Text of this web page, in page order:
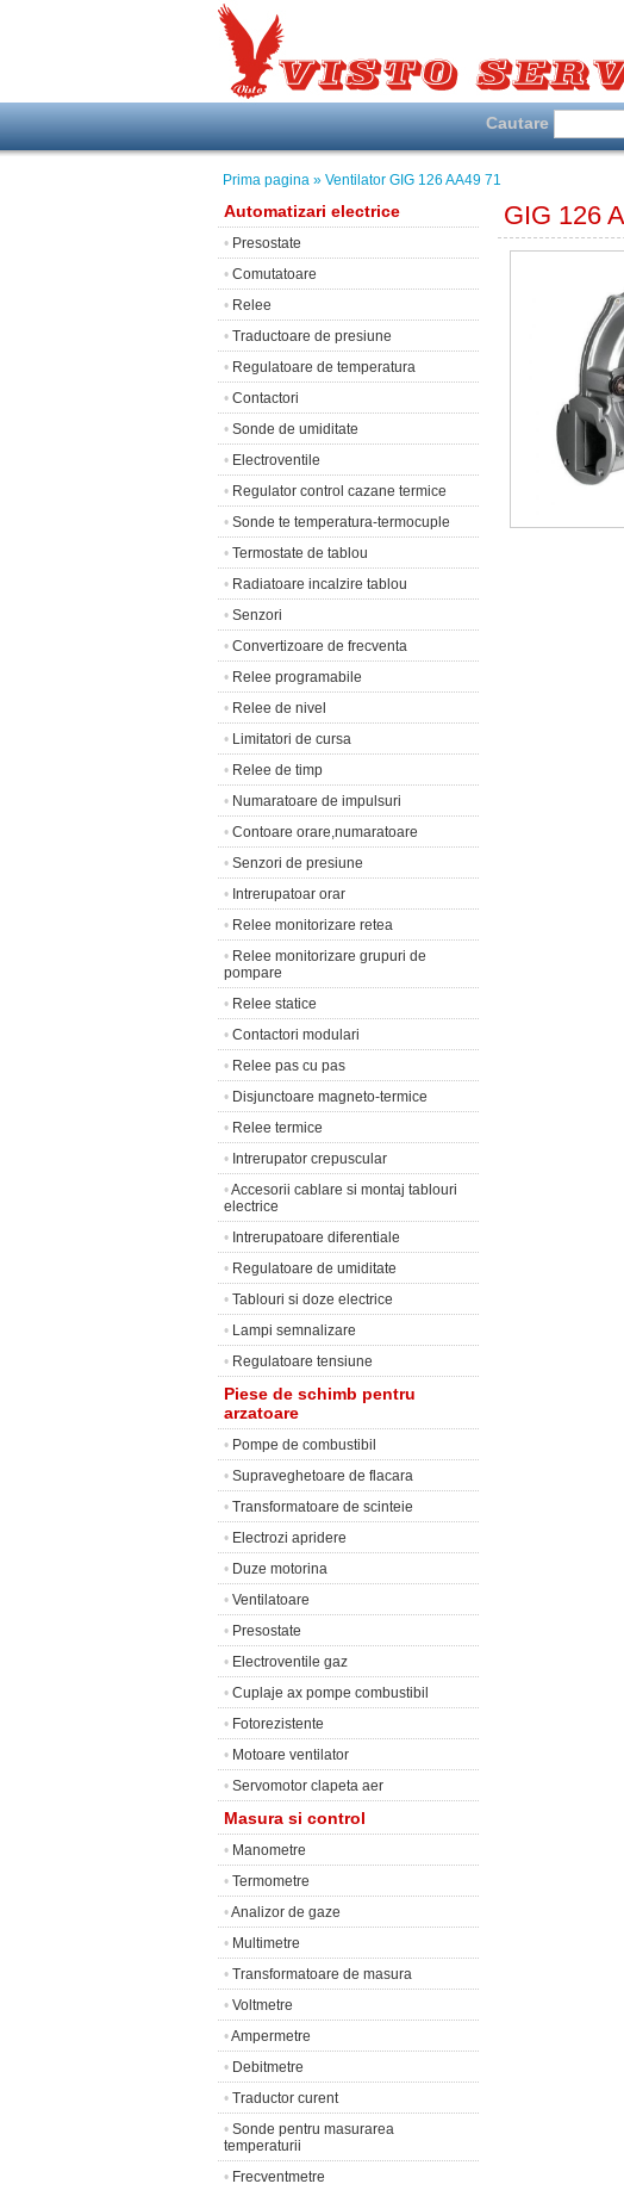
Cautare
Prima pagina » Ventilator GIG 126 AA49 71
Automatizari electrice
• Presostate
• Comutatoare
• Relee
• Traductoare de presiune
• Regulatoare de temperatura
• Contactori
• Sonde de umiditate
• Electroventile
• Regulator control cazane termice
• Sonde te temperatura-termocuple
• Termostate de tablou
• Radiatoare incalzire tablou
• Senzori
• Convertizoare de frecventa
• Relee programabile
• Relee de nivel
• Limitatori de cursa
• Relee de timp
• Numaratoare de impulsuri
• Contoare orare,numaratoare
• Senzori de presiune
• Intrerupatoar orar
• Relee monitorizare retea
• Relee monitorizare grupuri de
pompare
• Relee statice
• Contactori modulari
• Relee pas cu pas
• Disjunctoare magneto-termice
• Relee termice
• Intrerupator crepuscular
•Accesorii cablare si montaj tablouri
electrice
• Intrerupatoare diferentiale
• Regulatoare de umiditate
• Tablouri si doze electrice
• Lampi semnalizare
• Regulatoare tensiune
Piese de schimb pentru
arzatoare
• Pompe de combustibil
• Supraveghetoare de flacara
• Transformatoare de scinteie
• Electrozi apridere
• Duze motorina
• Ventilatoare
• Presostate
• Electroventile gaz
• Cuplaje ax pompe combustibil
• Fotorezistente
• Motoare ventilator
• Servomotor clapeta aer
Masura si control
• Manometre
• Termometre
•Analizor de gaze
• Multimetre
• Transformatoare de masura
• Voltmetre
•Ampermetre
• Debitmetre
• Traductor curent
• Sonde pentru masurarea
temperaturii
• Frecventmetre
GIG 126